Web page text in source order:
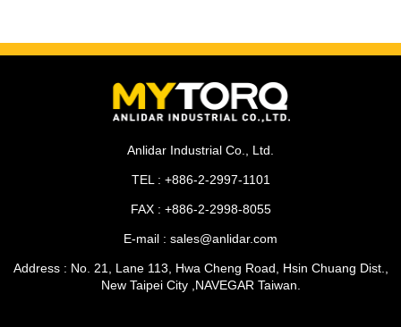
Anlidar Industrial Co., Ltd.
TEL : +886-2-2997-1101
FAX : +886-2-2998-8055
E-mail : sales@anlidar.com
Address : No. 21, Lane 113, Hwa Cheng Road, Hsin Chuang Dist.,
New Taipei City ,NAVEGAR Taiwan.